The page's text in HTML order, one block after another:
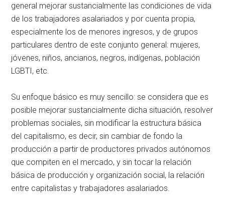
general mejorar sustancialmente las condiciones de vida
de los trabajadores asalariados y por cuenta propia,
especialmente los de menores ingresos, y de grupos
particulares dentro de este conjunto general: mujeres,
jóvenes, niños, ancianos, negros, indígenas, población
LGBTI, etc.
Su enfoque básico es muy sencillo: se considera que es
posible mejorar sustancialmente dicha situación, resolver
problemas sociales, sin modificar la estructura básica
del capitalismo, es decir, sin cambiar de fondo la
producción a partir de productores privados autónomos
que compiten en el mercado, y sin tocar la relación
básica de producción y organización social, la relación
entre capitalistas y trabajadores asalariados.